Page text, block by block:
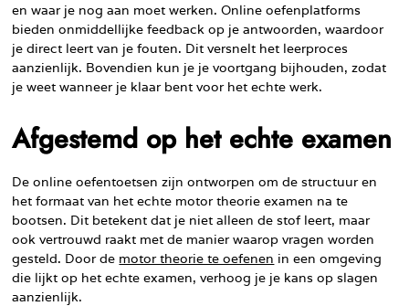
en waar je nog aan moet werken. Online oefenplatforms
bieden onmiddellijke feedback op je antwoorden, waardoor
je direct leert van je fouten. Dit versnelt het leerproces
aanzienlijk. Bovendien kun je je voortgang bijhouden, zodat
je weet wanneer je klaar bent voor het echte werk.
Afgestemd op het echte examen
De online oefentoetsen zijn ontworpen om de structuur en
het formaat van het echte motor theorie examen na te
bootsen. Dit betekent dat je niet alleen de stof leert, maar
ook vertrouwd raakt met de manier waarop vragen worden
gesteld. Door de motor theorie te oefenen in een omgeving
die lijkt op het echte examen, verhoog je je kans op slagen
aanzienlijk.